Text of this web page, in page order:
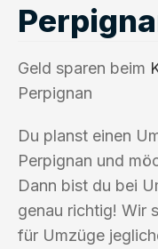
Geld sparen beim
Perpignan
Du planst einen
Perpignan und
Dann bist du bei
genau richtig! Wir
für Umzüge